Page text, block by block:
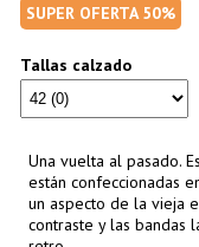
SUPER OFERTA 50%
Tallas calzado
Una vuelta al pasado.
están confeccionadas
un aspecto de la vieja
contraste y las bandas